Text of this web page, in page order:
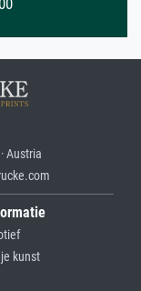
Austria
je kunst